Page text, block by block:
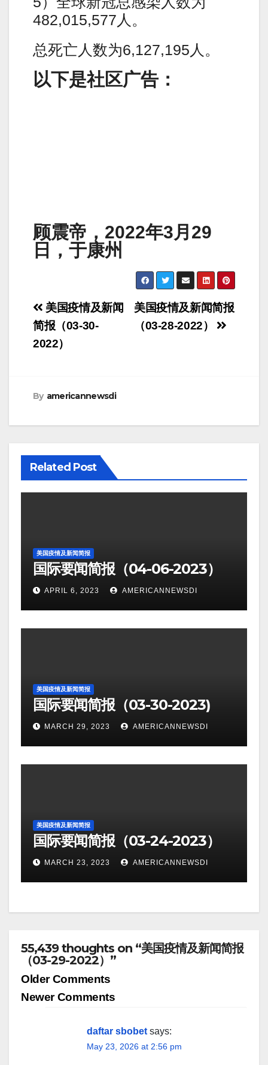
482,015,577人。
总死亡人数为6,127,195人。
以下是社区广告：
顾震帝，2022年3月29
日，于康州
Post
navigation
美国疫情及新闻简报
（03-28-2022）
美国疫情及新闻
简报（03-30-
2022）
By americannewsdi
Related Post
美国疫情及新闻简报
国际要闻简报（04-06-2023）
APRIL 6, 2023 AMERICANNEWSDI
美国疫情及新闻简报
国际要闻简报（03-30-2023)
MARCH 29, 2023 AMERICANNEWSDI
美国疫情及新闻简报
国际要闻简报（03-24-2023）
MARCH 23, 2023 AMERICANNEWSDI
55,439 thoughts on “美国疫情及新闻简报
（03-29-2022）”
Comment
navigation
Older Comments
Newer Comments
daftar sbobet says:
May 23, 2026 at 2:56 pm